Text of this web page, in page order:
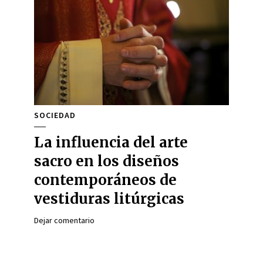
SOCIEDAD
La influencia del arte
sacro en los diseños
contemporáneos de
vestiduras litúrgicas
Dejar comentario